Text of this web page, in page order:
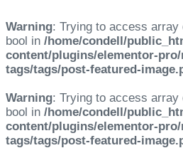
Warning: Trying to access
bool in /home/condell/
content/plugins/elementor-
tags/tags/post-featured-
Warning: Trying to access
bool in /home/condell/
content/plugins/elementor-
tags/tags/post-featured-